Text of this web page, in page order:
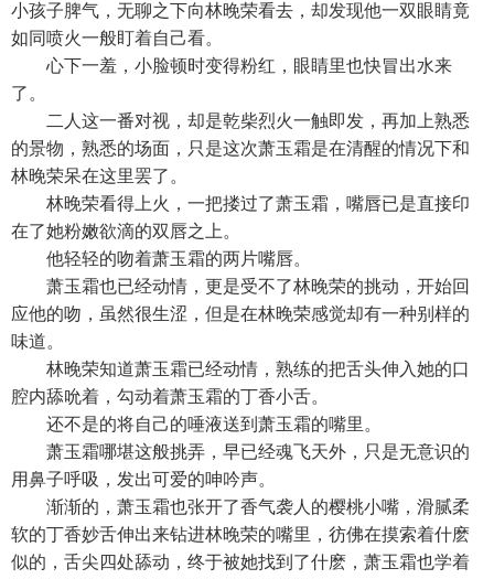
小孩子脾气，无聊之下向林晚荣看去，却发现他一双眼睛竟
如同喷火一般盯着自己看。
心下一羞，小脸顿时变得粉红，眼睛里也快冒出水来
了。
二人这一番对视，却是乾柴烈火一触即发，再加上熟悉
的景物，熟悉的场面，只是这次萧玉霜是在清醒的情况下和
林晚荣呆在这里罢了。
林晚荣看得上火，一把搂过了萧玉霜，嘴唇已是直接印
在了她粉嫩欲滴的双唇之上。
他轻轻的吻着萧玉霜的两片嘴唇。
萧玉霜也已经动情，更是受不了林晚荣的挑动，开始回
应他的吻，虽然很生涩，但是在林晚荣感觉却有一种别样的
味道。
林晚荣知道萧玉霜已经动情，熟练的把舌头伸入她的口
腔内舔吮着，勾动着萧玉霜的丁香小舌。
还不是的将自己的唾液送到萧玉霜的嘴里。
萧玉霜哪堪这般挑弄，早已经魂飞天外，只是无意识的
用鼻子呼吸，发出可爱的呻吟声。
渐渐的，萧玉霜也张开了香气袭人的樱桃小嘴，滑腻柔
软的丁香妙舌伸出来钻进林晚荣的嘴里，彷佛在摸索着什麽
似的，舌尖四处舔动，终于被她找到了什麽，萧玉霜也学着